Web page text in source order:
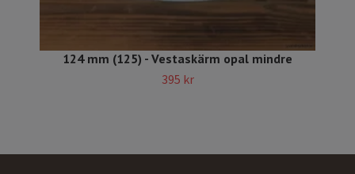
124 mm (125) - Vestaskärm opal mindre
395 kr